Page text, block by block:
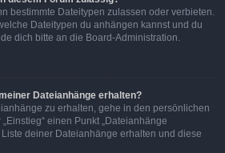
bestimmte Dateitypen zulassen oder verbieten.
Dateitypen du anhängen kannst und du
dich bitte an die Board-Administration.
Dateianhänge erhalten?
zu erhalten, gehe in den persönlichen
einen Punkt „Dateianhänge
deiner Dateianhänge erhalten und diese